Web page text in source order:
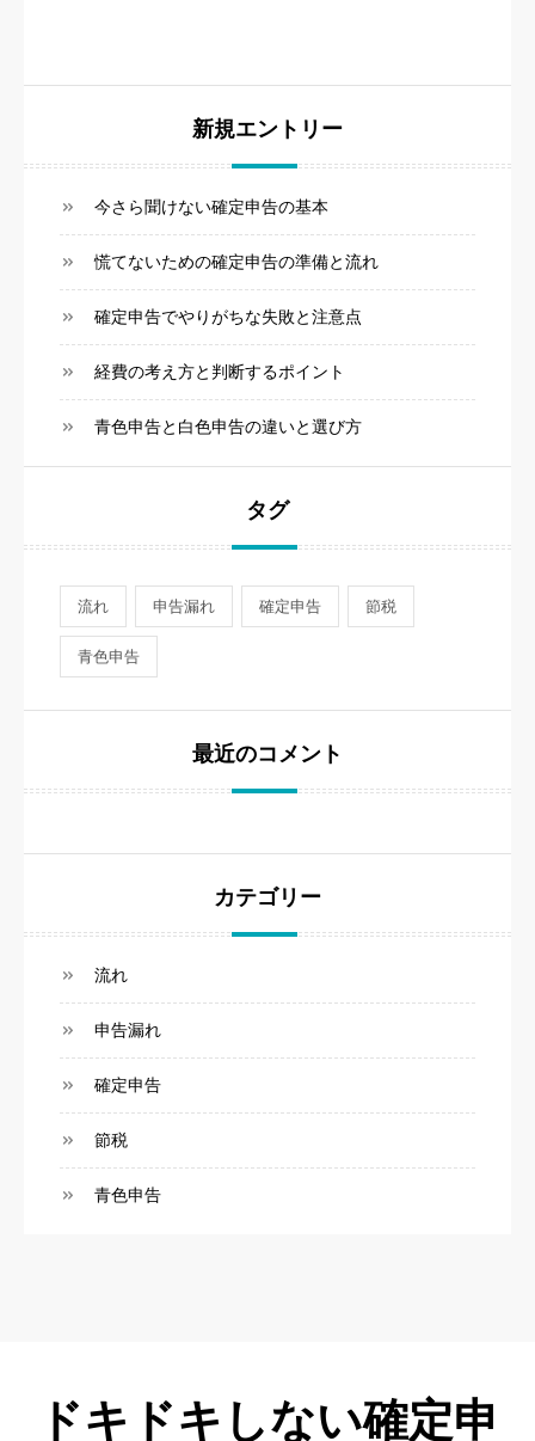
新規エントリー
今さら聞けない確定申告の基本
慌てないための確定申告の準備と流れ
確定申告でやりがちな失敗と注意点
経費の考え方と判断するポイント
青色申告と白色申告の違いと選び方
タグ
流れ 申告漏れ 確定申告 節税
青色申告
最近のコメント
カテゴリー
流れ
申告漏れ
確定申告
節税
青色申告
ドキドキしない確定申